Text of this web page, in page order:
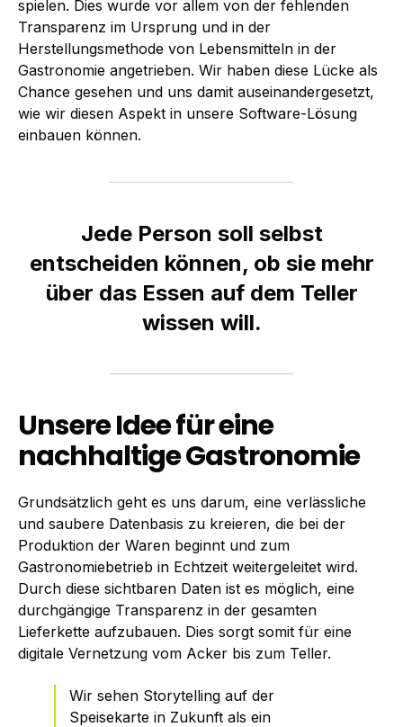
spielen. Dies wurde vor allem von der fehlenden
Transparenz im Ursprung und in der
Herstellungsmethode von Lebensmitteln in der
Gastronomie angetrieben. Wir haben diese Lücke als
Chance gesehen und uns damit auseinandergesetzt,
wie wir diesen Aspekt in unsere Software-Lösung
einbauen können.
Jede Person soll selbst
entscheiden können, ob sie mehr
über das Essen auf dem Teller
wissen will.
Unsere Idee für eine
nachhaltige Gastronomie
Grundsätzlich geht es uns darum, eine verlässliche
und saubere Datenbasis zu kreieren, die bei der
Produktion der Waren beginnt und zum
Gastronomiebetrieb in Echtzeit weitergeleitet wird.
Durch diese sichtbaren Daten ist es möglich, eine
durchgängige Transparenz in der gesamten
Lieferkette aufzubauen. Dies sorgt somit für eine
digitale Vernetzung vom Acker bis zum Teller.
Wir sehen Storytelling auf der
Speisekarte in Zukunft als ein